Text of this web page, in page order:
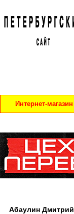
Интернет-магазин
Абаулин Дмитрий